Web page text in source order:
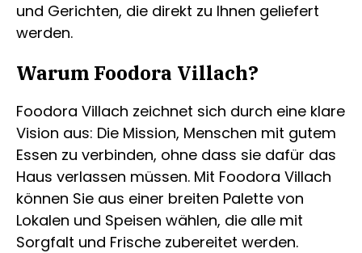
und Gerichten, die direkt zu Ihnen geliefert
werden.
Warum Foodora Villach?
Foodora Villach zeichnet sich durch eine klare
Vision aus: Die Mission, Menschen mit gutem
Essen zu verbinden, ohne dass sie dafür das
Haus verlassen müssen. Mit Foodora Villach
können Sie aus einer breiten Palette von
Lokalen und Speisen wählen, die alle mit
Sorgfalt und Frische zubereitet werden.